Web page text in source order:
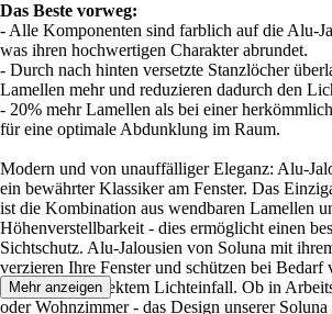
Das Beste vorweg:
- Alle Komponenten sind farblich auf die Alu-
was ihren hochwertigen Charakter abrundet.
- Durch nach hinten versetzte Stanzlöcher
Lamellen mehr und reduzieren dadurch den
- 20% mehr Lamellen als bei einer
für eine optimale Abdunklung im Raum.
Modern und von unauffälliger Eleganz: Alu-
ein bewährter Klassiker am Fenster. Das
ist die Kombination aus wendbaren Lamellen
Höhenverstellbarkeit - dies ermöglicht einen
Sichtschutz. Alu-Jalousien von Soluna mit
verzieren Ihre Fenster und schützen bei Bedarf
Blicken und direktem Lichteinfall. Ob in
oder Wohnzimmer - das Design unserer
Mehr anzeigen